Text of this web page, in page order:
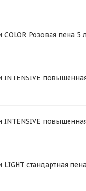
Розовая пена 5
стандартная